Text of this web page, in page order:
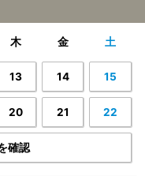
木 金 土
13 14 15
20 21 22
確認